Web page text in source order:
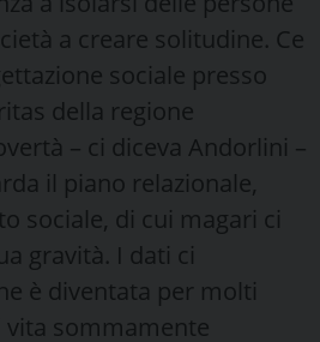
a creare solitudine. Ce
sociale presso
della regione
– ci diceva Andorlini –
il piano relazionale,
sociale, di cui magari ci
gravità. I dati ci
è diventata per molti
vita sommamente